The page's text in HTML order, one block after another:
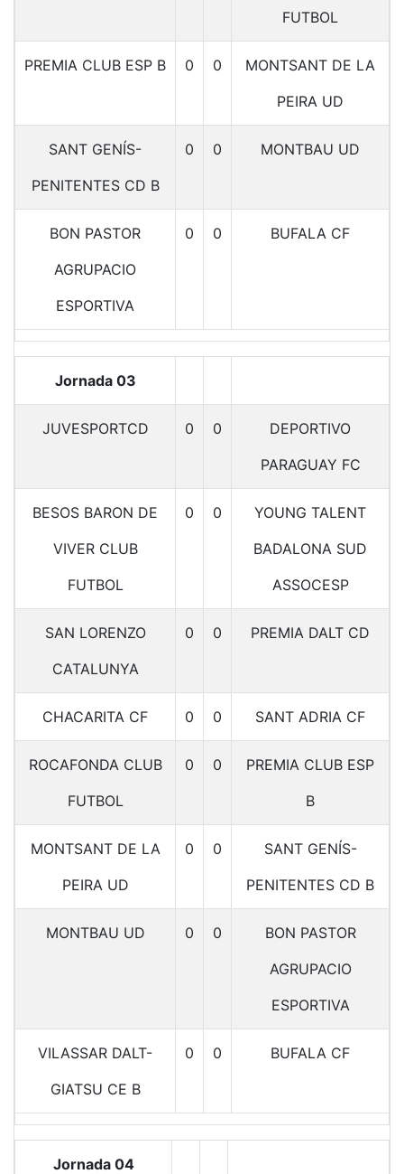
FUTBOL
PREMIA CLUB ESP B 0 0
MONTSANT DE LA
PEIRA UD
SANT GENÍS-
PENITENTES CD B
0 0 MONTBAU UD
BON PASTOR
AGRUPACIO
ESPORTIVA
0 0 BUFALA CF
Jornada 03
JUVESPORTCD 0 0
DEPORTIVO
PARAGUAY FC
BESOS BARON DE
VIVER CLUB
FUTBOL
0 0
YOUNG TALENT
BADALONA SUD
ASSOCESP
SAN LORENZO
CATALUNYA
0 0 PREMIA DALT CD
CHACARITA CF 0 0 SANT ADRIA CF
ROCAFONDA CLUB
FUTBOL
0 0
PREMIA CLUB ESP
B
MONTSANT DE LA
PEIRA UD
0 0
SANT GENÍS-
PENITENTES CD B
MONTBAU UD 0 0
BON PASTOR
AGRUPACIO
ESPORTIVA
VILASSAR DALT-
GIATSU CE B
0 0 BUFALA CF
Jornada 04